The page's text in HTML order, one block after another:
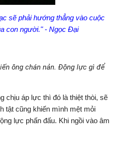
sẽ phải hướng thẳng vào cuộc
con người." - Ngọc Đại
ông chán nản. Động lực gì để
chịu áp lực thì đó là thiệt thòi, sẽ
tật cũng khiến mình mệt mỏi
lực phấn đấu. Khi ngồi vào âm